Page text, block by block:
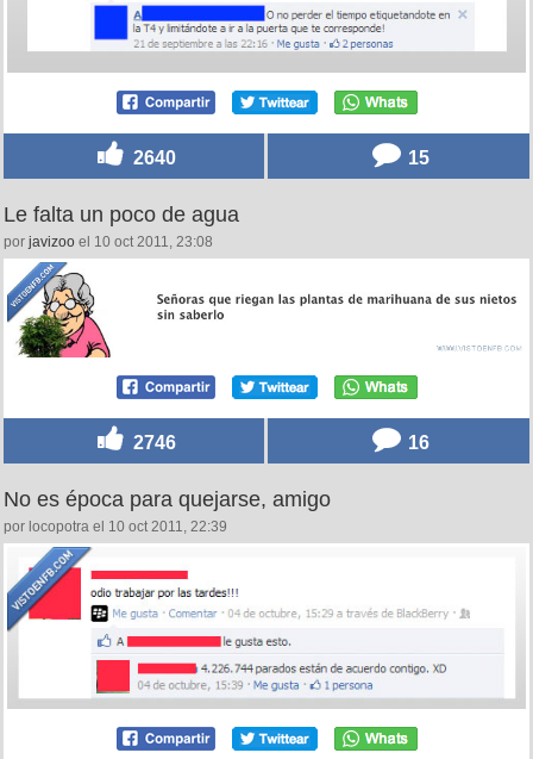
2640 15
Le falta un poco de agua
por javizoo el 10 oct 2011, 23:08
2746 16
No es época para quejarse, amigo
por locopotra el 10 oct 2011, 22:39